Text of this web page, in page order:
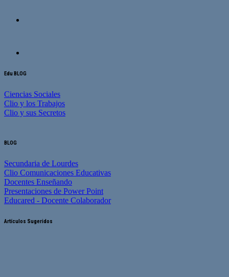
Edu BLOG
Ciencias Sociales
Clio y los Trabajos
Clio y sus Secretos
BLOG
Secundaria de Lourdes
Clio Comunicaciones Educativas
Docentes Enseñando
Presentaciones de Power Point
Educared - Docente Colaborador
Artículos Sugeridos